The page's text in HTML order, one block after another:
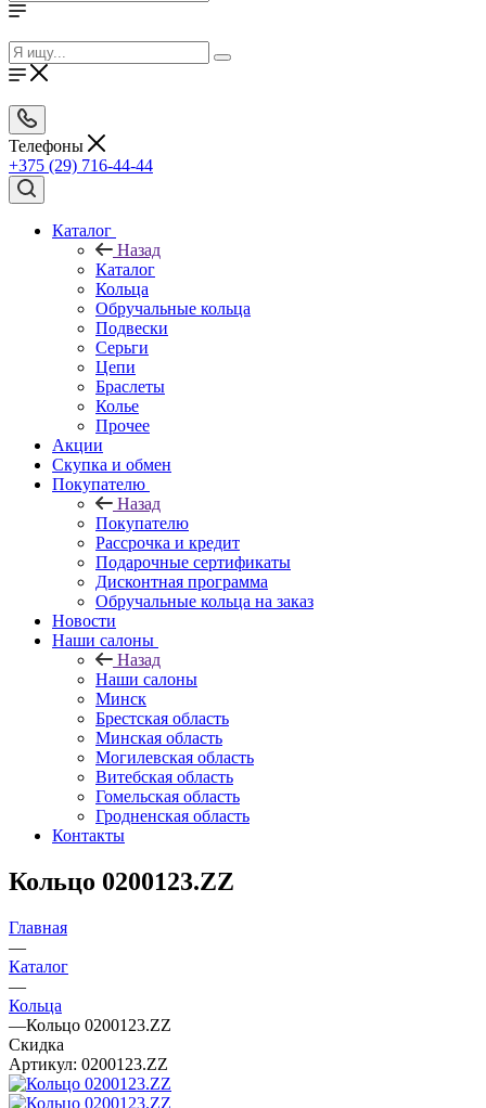
Телефоны
+375 (29) 716-44-44
Каталог
Назад
Каталог
Кольца
Обручальные кольца
Подвески
Серьги
Цепи
Браслеты
Колье
Прочее
Акции
Скупка и обмен
Покупателю
Назад
Покупателю
Рассрочка и кредит
Подарочные сертификаты
Дисконтная программа
Обручальные кольца на заказ
Новости
Наши салоны
Назад
Наши салоны
Минск
Брестская область
Минская область
Могилевская область
Витебская область
Гомельская область
Гродненская область
Контакты
Кольцо 0200123.ZZ
Главная
—
Каталог
—
Кольца
—Кольцо 0200123.ZZ
Скидка
Артикул: 0200123.ZZ